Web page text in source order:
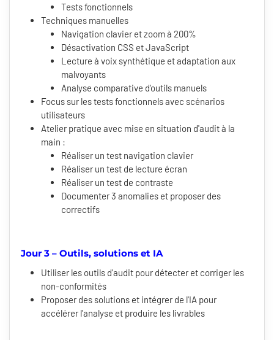
Tests fonctionnels
Techniques manuelles
Navigation clavier et zoom à 200%
Désactivation CSS et JavaScript
Lecture à voix synthétique et adaptation aux
malvoyants
Analyse comparative d'outils manuels
Focus sur les tests fonctionnels avec scénarios
utilisateurs
Atelier pratique avec mise en situation d'audit à la
main :
Réaliser un test navigation clavier
Réaliser un test de lecture écran
Réaliser un test de contraste
Documenter 3 anomalies et proposer des
correctifs
Jour 3 – Outils, solutions et IA
Utiliser les outils d'audit pour détecter et corriger les
non-conformités
Proposer des solutions et intégrer de l'IA pour
accélérer l'analyse et produire les livrables